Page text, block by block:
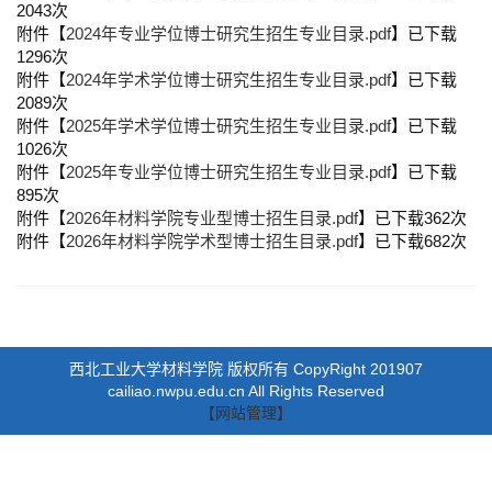
2043次
附件【2024年专业学位博士研究生招生专业目录.pdf】已下载
1296次
附件【2024年学术学位博士研究生招生专业目录.pdf】已下载
2089次
附件【2025年学术学位博士研究生招生专业目录.pdf】已下载
1026次
附件【2025年专业学位博士研究生招生专业目录.pdf】已下载
895次
附件【2026年材料学院专业型博士招生目录.pdf】已下载362次
附件【2026年材料学院学术型博士招生目录.pdf】已下载682次
西北工业大学材料学院 版权所有 CopyRight 201907
cailiao.nwpu.edu.cn All Rights Reserved
【网站管理】